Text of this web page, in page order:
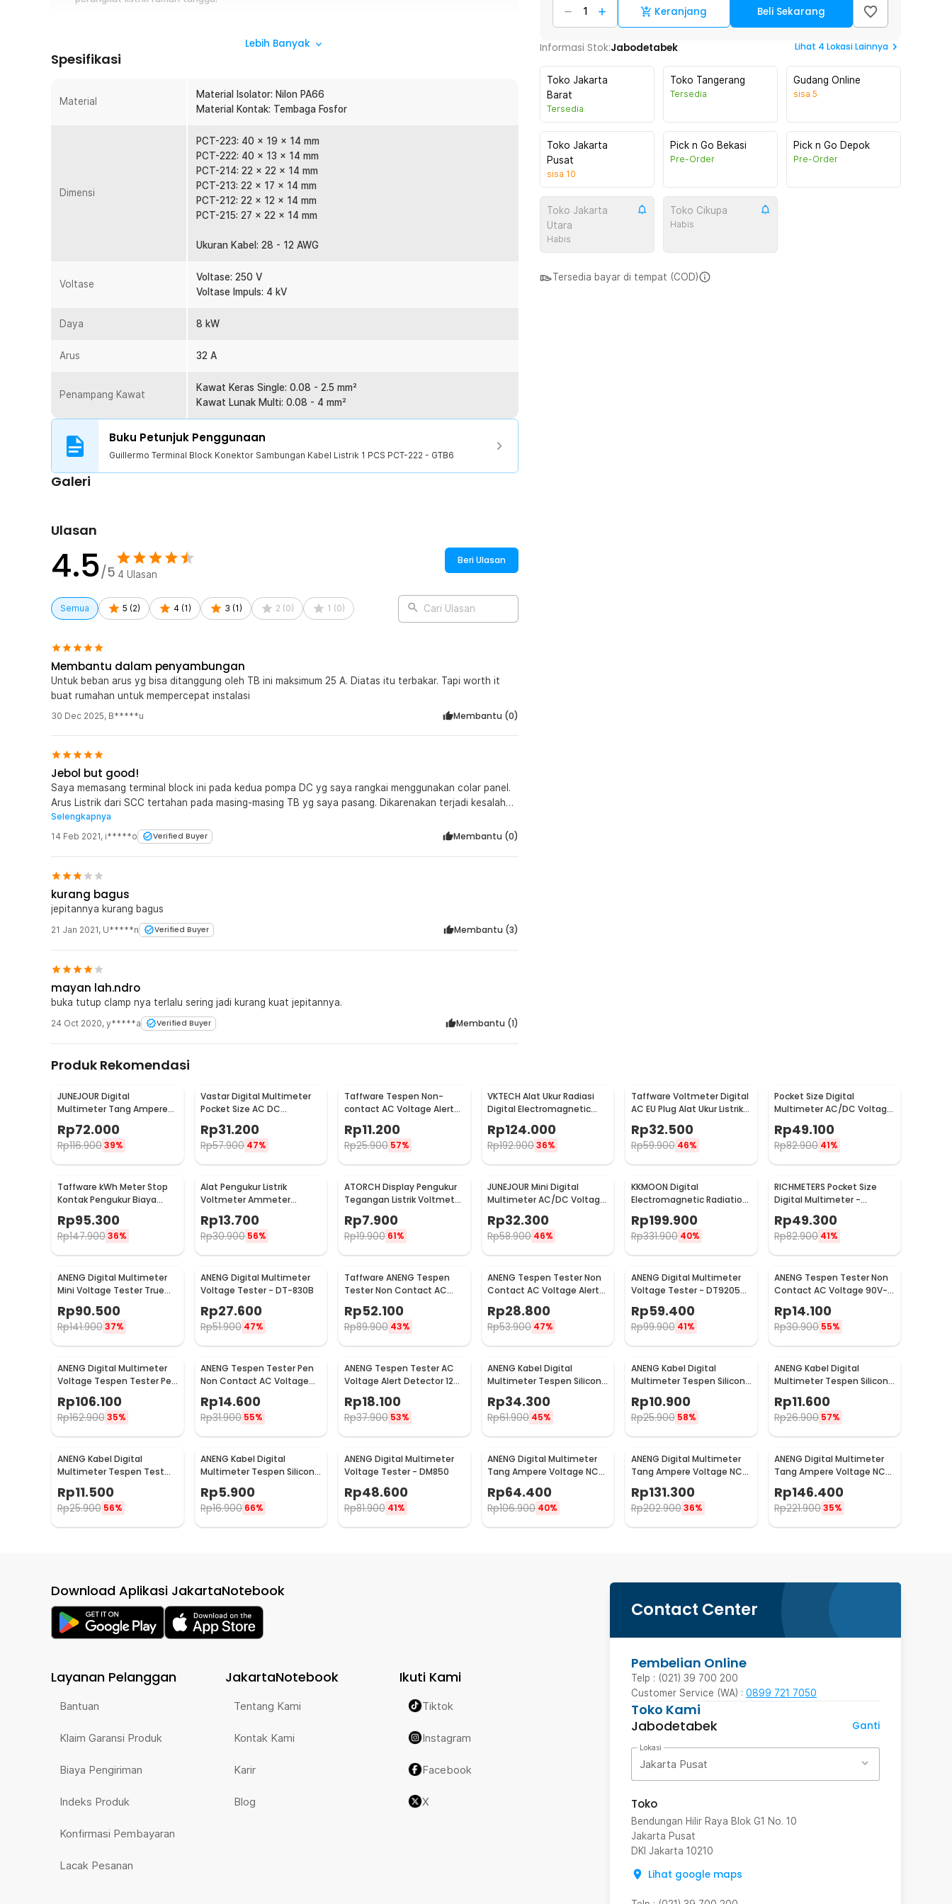
Alat ini berfungsi sebagai konektor blok terminal kabel listrik. Terminal ini bisa digunakan sebagai
penghubung atau penyambung bila Anda ingin memanjangkan kabel listrik di rumah. Koneksi antar
Fitur
Terminal blok merupakan istilah yang merujuk pada suatu tempat berhentinya arus listrik
sementara pada ujung kabel, sebelum nantinya disambungkan ke komponen kabel lainnya. Fungsi
utama blok terminal sendiri ada dua, yakni sebagai penghubung sekaligus isolasi arus listrik.
Koneksi antar sambungan kabel pun jadi lebih aman menggunakan konektor ini. Bila ada
komponen utama barang elektronik.
Terbuat dari bahan nilon PA66 berkualitas yang tidak mudah rusak sehingga awet untuk
digunakan. Sementara konektornya sendiri terbuat dari tembaga fosfor.
Kelengkapan Produk
1 x Guillermo Terminal Block Konektor Sambungan Kabel Listrik - GTB6
Lebih Banyak
Spesifikasi
Material
Material Isolator: Nilon PA66
Material Kontak: Tembaga Fosfor
Dimensi
PCT-223: 40 x 19 x 14 mm
PCT-222: 40 x 13 x 14 mm
PCT-214: 22 x 22 x 14 mm
PCT-213: 22 x 17 x 14 mm
PCT-212: 22 x 12 x 14 mm
PCT-215: 27 x 22 x 14 mm
Ukuran Kabel: 28 - 12 AWG
Voltase
Voltase: 250 V
Voltase Impuls: 4 kV
Daya 8 kW
Arus 32 A
Penampang Kawat
Kawat Keras Single: 0.08 - 2.5 mm²
Kawat Lunak Multi: 0.08 - 4 mm²
Buku Petunjuk Penggunaan
Guillermo Terminal Block Konektor Sambungan Kabel Listrik 1 PCS PCT-222 - GTB6
Galeri
Ulasan
4.5/5 4 Ulasan
Beri Ulasan
Semua 5 (2) 4 (1) 3 (1) 2 (0) 1 (0) Cari Ulasan
Membantu dalam penyambungan
Untuk beban arus yg bisa ditanggung oleh TB ini maksimum 25 A. Diatas itu terbakar. Tapi worth it
buat rumahan untuk mempercepat instalasi
30 Dec 2025, B*****u Membantu (0)
Jebol but good!
Saya memasang terminal block ini pada kedua pompa DC yg saya rangkai menggunakan colar panel.
Arus Listrik dari SCC tertahan pada masing-masing TB yg saya pasang. Dikarenakan terjadi kesalahan
pada pemasangan kabel dari PV menuju SCC. Walhamdulillah kedua TB ini jebol namun saya senang
karena tb ini menyelamatkan kedua pompa yang saya miliki. Saya order lagi lebih banyak dan lebih
beragam ke jenis 3 atau 4 kabel.
Selengkapnya
14 Feb 2021, i*****o Verified Buyer Membantu (0)
kurang bagus
jepitannya kurang bagus
21 Jan 2021, U*****n Verified Buyer Membantu (3)
mayan lah.ndro
buka tutup clamp nya terlalu sering jadi kurang kuat jepitannya.
24 Oct 2020, y*****a Verified Buyer Membantu (1)
Keranjang Beli Sekarang
Informasi Stok:Jabodetabek Lihat 4 Lokasi Lainnya
Toko Jakarta
Barat
Tersedia
Toko Tangerang
Tersedia
Gudang Online
sisa 5
Toko Jakarta
Pusat
sisa 10
Pick n Go Bekasi
Pre-Order
Pick n Go Depok
Pre-Order
Toko Jakarta
Utara
Habis
Toko Cikupa
Habis
Tersedia bayar di tempat (COD)
Produk Rekomendasi
JUNEJOUR Digital
Multimeter Tang Ampere
- DT266
Rp72.000
Rp116.900 39%
Vastar Digital Multimeter
Pocket Size AC DC
Multitester Portable -
DT830B
Rp31.200
Rp57.900 47%
Taffware Tespen Non-
contact AC Voltage Alert
Rp11.200
Rp25.900 57%
VKTECH Alat Ukur Radiasi
Digital Electromagnetic
1130
Rp124.000
Rp192.90036%
Taffware Voltmeter Digital
AC EU Plug Alat Ukur Listrik
110-300V - DM55-1
Rp32.500
Rp59.900 46%
Pocket Size Digital
Multimeter AC/DC Voltage
Rp49.100
Rp82.900 41%
Taffware kWh Meter Stop
Kontak Pengukur Biaya
Listrik Rumah - KWE-PM01
Rp95.300
Rp147.900 36%
Alat Pengukur Listrik
Voltmeter Ammeter
Electric DIY LED Display -
GN-0117
Rp13.700
Rp30.900 56%
ATORCH Display Pengukur
Tegangan Listrik Voltmeter
Rp7.900
Rp19.900 61%
JUNEJOUR Mini Digital
Multimeter AC/DC Voltage
Tester 1999 Count - XL830L
Rp32.300
Rp58.900 46%
KKMOON Digital
Electromagnetic Radiation
ET825
Rp199.900
Rp331.900 40%
RICHMETERS Pocket Size
Digital Multimeter -
Rp49.300
Rp82.900 41%
ANENG Digital Multimeter
Mini Voltage Tester True
Rp90.500
Rp141.900 37%
ANENG Digital Multimeter
Voltage Tester - DT-830B
Rp27.600
Rp51.900 47%
Taffware ANENG Tespen
Tester Non Contact AC
1000V - VC1017
Rp52.100
Rp89.900 43%
ANENG Tespen Tester Non
Contact AC Voltage Alert
Detector 12-1000V - VD802
Rp28.800
Rp53.900 47%
ANENG Digital Multimeter
Voltage Tester - DT9205A-
Rp59.400
Rp99.900 41%
ANENG Tespen Tester Non
Contact AC Voltage 90V-
Rp14.100
Rp30.900 55%
ANENG Digital Multimeter
Voltage Tespen Tester Pen
- A3003
Rp106.100
Rp162.900 35%
ANENG Tespen Tester Pen
Non Contact AC Voltage
Detector 90-1000V 1AC-D
Rp14.600
Rp31.900 55%
ANENG Tespen Tester AC
Voltage Alert Detector 12V-
1000V - VD806
Rp18.100
Rp37.900 53%
ANENG Kabel Digital
Multimeter Tespen Silicon
Rubber Wire 1000V - PT3003
Rp34.300
Rp61.900 45%
ANENG Kabel Digital
Multimeter Tespen Silicon
PT1005
Rp10.900
Rp25.900 58%
ANENG Kabel Digital
Multimeter Tespen Silicon
Rubber Wire 10A 1000V -
PT1004
Rp11.600
Rp26.900 57%
ANENG Kabel Digital
Multimeter Tespen Test
PT1002
Rp11.500
Rp25.900 56%
ANENG Kabel Digital
Multimeter Tespen Silicone
PT830
Rp5.900
Rp16.900 66%
ANENG Digital Multimeter
Voltage Tester - DM850
Rp48.600
Rp81.900 41%
ANENG Digital Multimeter
Tang Ampere Voltage NCV
Tester Clamp 600V - MT87
Rp64.400
Rp106.900 40%
ANENG Digital Multimeter
Tang Ampere Voltage NCV
Tester Clamp 600V - ST201
Rp131.300
Rp202.900 36%
ANENG Digital Multimeter
Tang Ampere Voltage NCV
Tester Clamp Screen -
ST202
Rp146.400
Rp221.90035%
Contact Center
Pembelian Online
Telp : (021) 39 700 200
Customer Service (WA) : 0899 721 7050
Toko Kami
Jabodetabek
Ganti
Lokasi
Jakarta Pusat
Toko
Bendungan Hilir Raya Blok G1 No. 10
Jakarta Pusat
DKI Jakarta 10210
Lihat google maps
Download Aplikasi JakartaNotebook
Layanan Pelanggan
Bantuan
Klaim Garansi Produk
Biaya Pengiriman
Indeks Produk
Konfirmasi Pembayaran
Lacak Pesanan
JakartaNotebook
Tentang Kami
Kontak Kami
Karir
Blog
Ikuti Kami
Tiktok
Instagram
Facebook
X